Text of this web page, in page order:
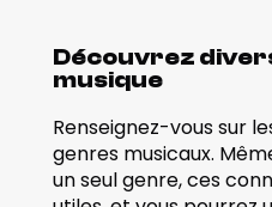
Découvrez
musique
Renseignez-vous sur
genres musicaux.
un seul genre, ces